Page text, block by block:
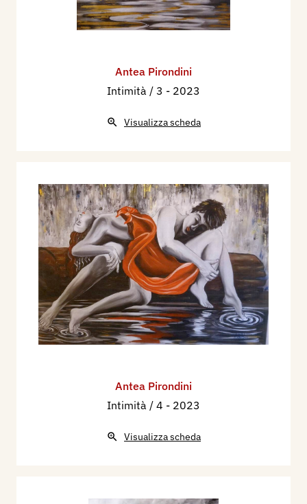
Antea Pirondini
Intimità / 3 - 2023
Visualizza scheda
Antea Pirondini
Intimità / 4 - 2023
Visualizza scheda